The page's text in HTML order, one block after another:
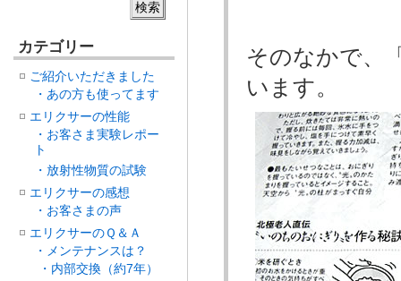
そのなかで、
います。
カテゴリー
ご紹介いただきました
・あの方も使ってます
エリクサーの性能
・お客さま実験レポー
ト
・放射性物質の試験
エリクサーの感想
・お客さまの声
エリクサーのＱ＆Ａ
・メンテナンスは？
・内部交換（約7年）